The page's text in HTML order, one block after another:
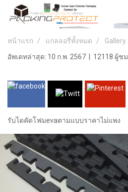
หน้าแรก แกลลอรี่ทั้งหมด Gallery
อัพเดทล่าสุด: 10 ก.พ. 2567
12118 ผู้ชม
รับไดคัดโฟมevaตามแบบราคาไม่แพง